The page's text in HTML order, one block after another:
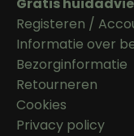
Gratis
Registeren /
Informatie over
Bezorginformatie
Retourneren
Cookies
Privacy policy